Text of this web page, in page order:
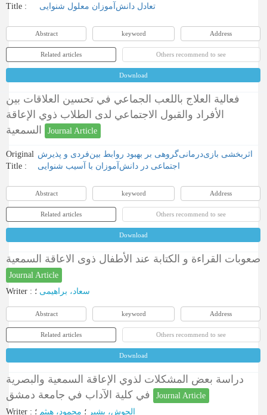
Title :
تعادل دانش‌آموزان معلول شنوایی
Abstract keyword Address
Related articles Others recommend to see
Download
فعالية العلاج باللعب الجماعي في تحسين العلاقات بين
الأفراد والقبول الاجتماعي لدى الطلاب ذوي الإعاقة
Journal Article
Original
Title :
اثربخشی بازی‌درمانی‌گروهی بر بهبود روابط بین‌فردی و پذیرش
اجتماعی در دانش‌آموزان با آسیب شنوایی
Abstract keyword Address
Related articles Others recommend to see
Download
صعوبات القراءة و الکتابة عند الأطفال ذوی الاعاقة السمعیة
Journal Article
Writer : سعاد، براهیمی ؛
Abstract keyword Address
Related articles Others recommend to see
Download
دراسة بعض المشكلات لذوي الإعاقة السمعية والبصرية
Journal Article
Writer : الحوش، بشیر ؛ محمود، هیثم ؛